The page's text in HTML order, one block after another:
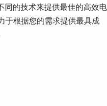
同的技术来提供最佳的高效电
于根据您的需求提供最具成